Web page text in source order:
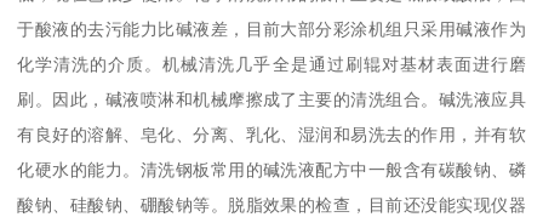
于酸液的去污能力比碱液差，目前大部分彩涂机组只采用碱液作为
化学清洗的介质。机械清洗几乎全是通过刷辊对基材表面进行磨
刷。因此，碱液喷淋和机械摩擦成了主要的清洗组合。碱洗液应具
有良好的溶解、皂化、分离、乳化、湿润和易洗去的作用，并有软
化硬水的能力。清洗钢板常用的碱洗液配方中一般含有碳酸钠、磷
酸钠、硅酸钠、硼酸钠等。脱脂效果的检查，目前还没能实现仪器